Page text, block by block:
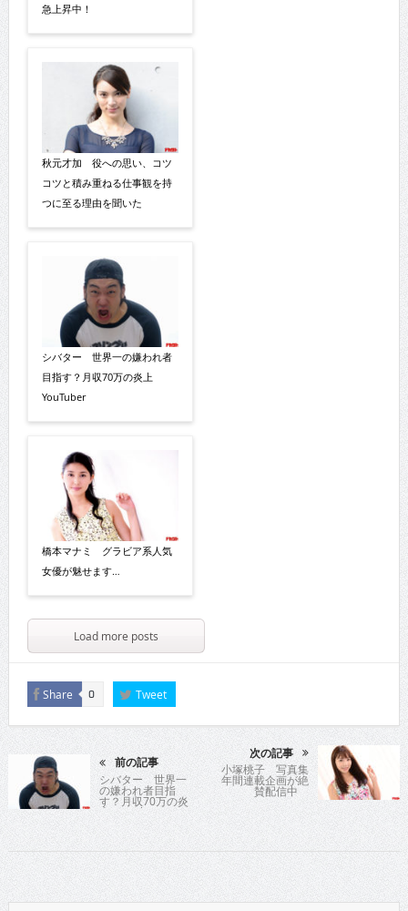
急上昇中！
秋元才加 役への思い、コツ
コツと積み重ねる仕事観を持
つに至る理由を聞いた
シバター 世界一の嫌われ者
目指す？月収70万の炎上
YouTuber
橋本マナミ グラビア系人気
女優が魅せます…
Load more posts
Share 0 Tweet
前の記事
シバター 世界一
の嫌われ者目指
す？月収70万の炎
上YouTuber
次の記事
小塚桃子 写真集
年間連載企画が絶
賛配信中